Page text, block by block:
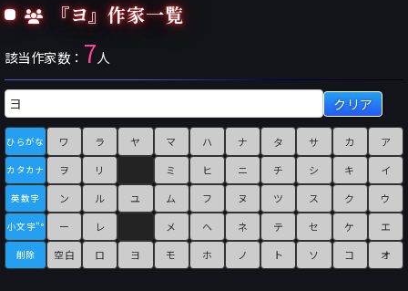
『ヨ』作家一覧
該当作家数： 7人
クリア
ひらがな
カタカナ
英数字
小文字"°
削除
ワ
ヲ
ン
ー
空白
ラ
リ
ル
レ
ロ
ヤ
ユ
ヨ
マ
ミ
ム
メ
モ
ハ
ヒ
フ
ヘ
ホ
ナ
ニ
ヌ
ネ
ノ
タ
チ
ツ
テ
ト
サ
シ
ス
セ
ソ
カ
キ
ク
ケ
コ
ア
イ
ウ
エ
オ